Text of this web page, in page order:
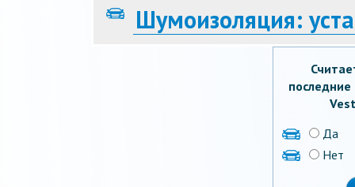
Шумоизоляция:
Да
Нет